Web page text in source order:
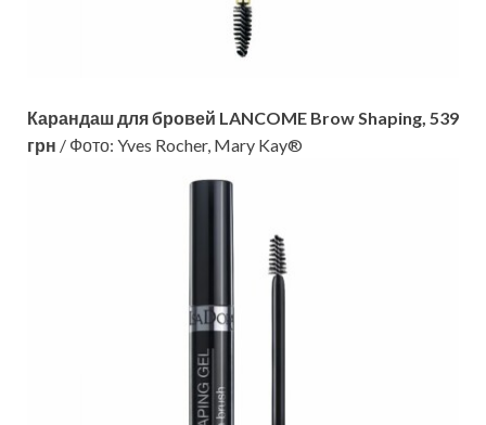
Карандаш для бровей LANCOME Brow Shaping, 539
грн / Фото: Yves Rocher, Mary Kay®